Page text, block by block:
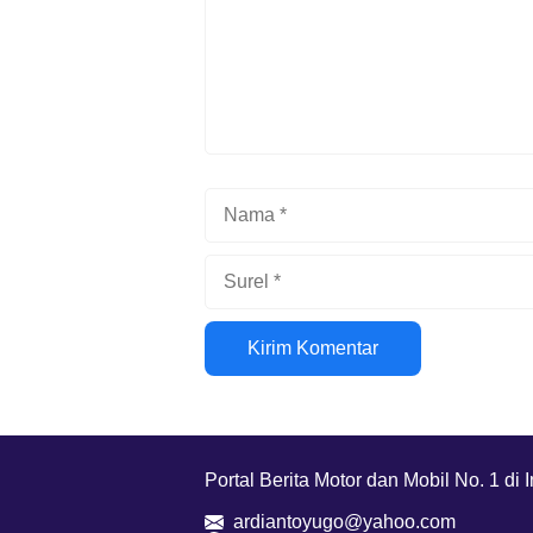
Situs
web
Portal Berita Motor dan Mobil No. 1 di
ardiantoyugo@yahoo.com